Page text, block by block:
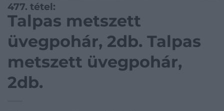
477. tétel:
Talpas metszett
üvegpohár, 2db. Talpas
metszett üvegpohár,
2db.